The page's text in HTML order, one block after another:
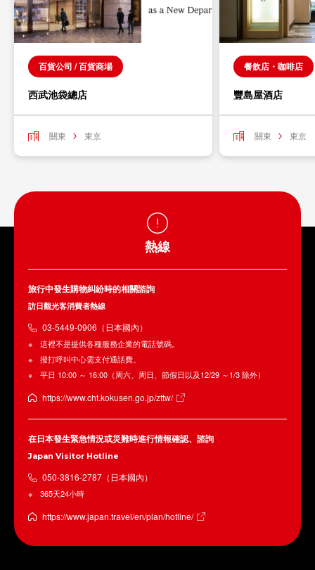
百貨公司 / 百貨商場
西武池袋總店
關東 東京
餐飲店・咖啡店
豐島屋酒店
關東 東京
熱線
旅行中發生購物糾紛時的相關諮詢
訪日觀光客消費者熱線
03-5449-0906（日本國內）
這裡不是提供各種服務企業的電話號碼。
撥打呼叫中心需支付通話費。
平日 10:00 ～ 16:00（周六、周日、節假日以及12/29 ～1/3 除外）
https://www.cht.kokusen.go.jp/zttw/
在日本發生緊急情況或災難時進行情報確認、諮詢
Japan Visitor Hotline
050-3816-2787（日本國內）
365天24小時
https://www.japan.travel/en/plan/hotline/